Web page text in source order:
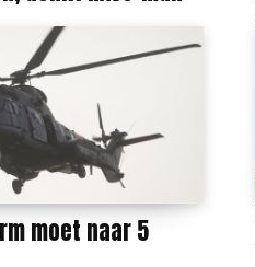
moet naar 5